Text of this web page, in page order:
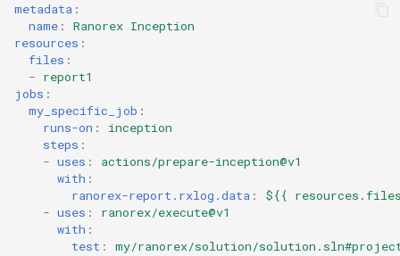
metadata :
name :
Ranorex Inception
resources :
files :
- report1
jobs :
my_specific_job :
runs-on :
inception
steps :
- uses :
actions/prepare-inception@v1
with :
ranorex-report.rxlog.data :
${{
- uses :
ranorex/execute@v1
with :
test : my/ranorex/solution/